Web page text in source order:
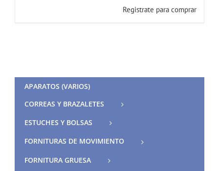
Registrate para comprar
APARATOS (VARIOS)
CORREAS Y BRAZALETES
ESTUCHES Y BOLSAS
FORNITURAS DE MOVIMIENTO
FORNITURA GRUESA